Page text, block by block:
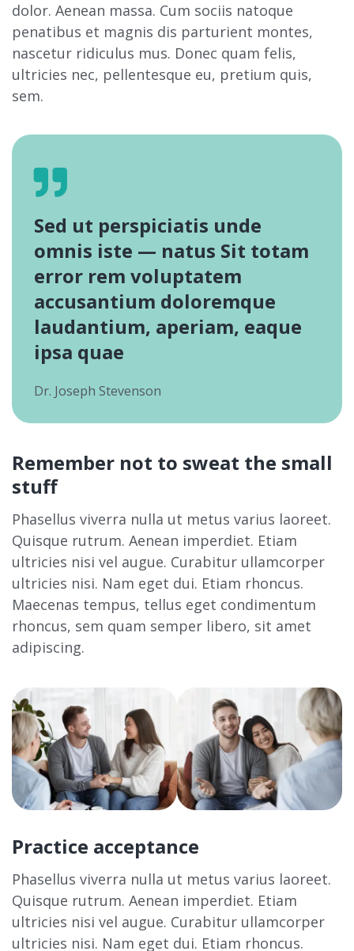
dolor. Aenean massa. Cum sociis natoque
penatibus et magnis dis parturient montes,
nascetur ridiculus mus. Donec quam felis,
ultricies nec, pellentesque eu, pretium quis,
sem.
Sed ut perspiciatis unde
omnis iste — natus Sit totam
error rem voluptatem
accusantium doloremque
laudantium, aperiam, eaque
ipsa quae
Dr. Joseph Stevenson
Remember not to sweat the small
stuff
Phasellus viverra nulla ut metus varius laoreet.
Quisque rutrum. Aenean imperdiet. Etiam
ultricies nisi vel augue. Curabitur ullamcorper
ultricies nisi. Nam eget dui. Etiam rhoncus.
Maecenas tempus, tellus eget condimentum
rhoncus, sem quam semper libero, sit amet
adipiscing.
Practice acceptance
Phasellus viverra nulla ut metus varius laoreet.
Quisque rutrum. Aenean imperdiet. Etiam
ultricies nisi vel augue. Curabitur ullamcorper
ultricies nisi. Nam eget dui. Etiam rhoncus.